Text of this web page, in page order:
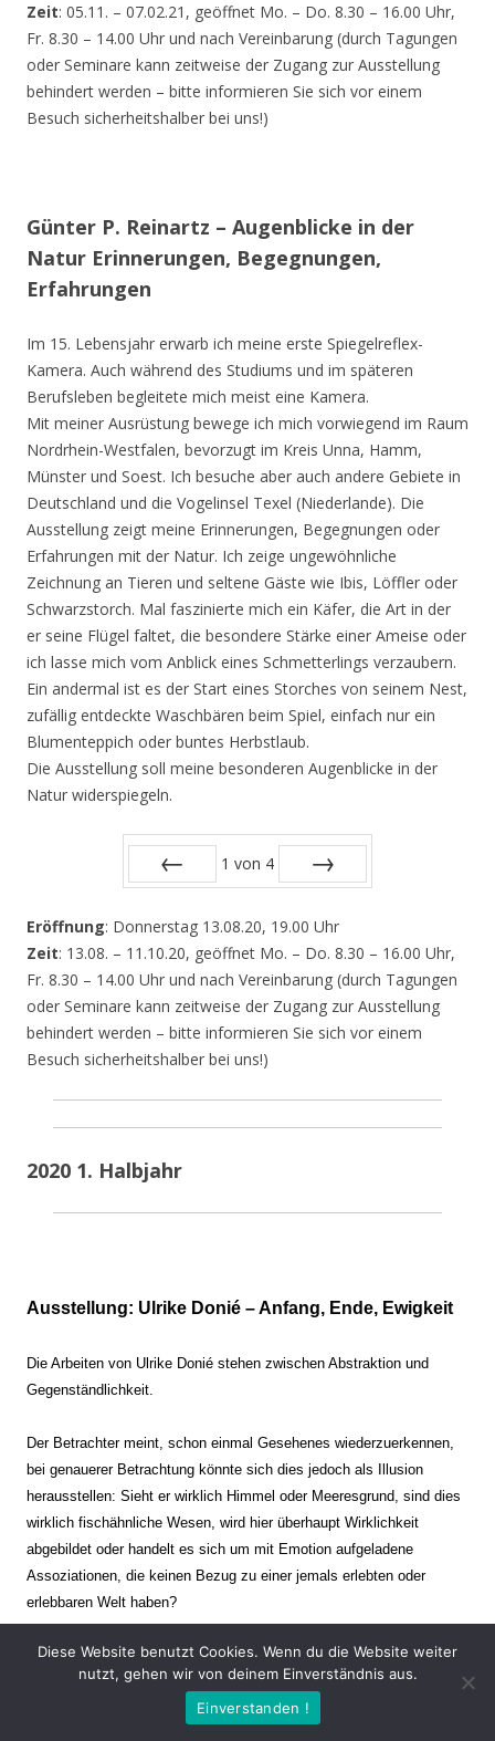
Zeit: 05.11. – 07.02.21, geöffnet Mo. – Do. 8.30 – 16.00 Uhr,
Fr. 8.30 – 14.00 Uhr und nach Vereinbarung (durch Tagungen
oder Seminare kann zeitweise der Zugang zur Ausstellung
behindert werden – bitte informieren Sie sich vor einem
Besuch sicherheitshalber bei uns!)
Günter P. Reinartz – Augenblicke in der
Natur Erinnerungen, Begegnungen,
Erfahrungen
Im 15. Lebensjahr erwarb ich meine erste Spiegelreflex-
Kamera. Auch während des Studiums und im späteren
Berufsleben begleitete mich meist eine Kamera.
Mit meiner Ausrüstung bewege ich mich vorwiegend im Raum
Nordrhein-Westfalen, bevorzugt im Kreis Unna, Hamm,
Münster und Soest. Ich besuche aber auch andere Gebiete in
Deutschland und die Vogelinsel Texel (Niederlande). Die
Ausstellung zeigt meine Erinnerungen, Begegnungen oder
Erfahrungen mit der Natur. Ich zeige ungewöhnliche
Zeichnung an Tieren und seltene Gäste wie Ibis, Löffler oder
Schwarzstorch. Mal faszinierte mich ein Käfer, die Art in der
er seine Flügel faltet, die besondere Stärke einer Ameise oder
ich lasse mich vom Anblick eines Schmetterlings verzaubern.
Ein andermal ist es der Start eines Storches von seinem Nest,
zufällig entdeckte Waschbären beim Spiel, einfach nur ein
Blumenteppich oder buntes Herbstlaub.
Die Ausstellung soll meine besonderen Augenblicke in der
Natur widerspiegeln.
1 von 4
Eröffnung: Donnerstag 13.08.20, 19.00 Uhr
Zeit: 13.08. – 11.10.20, geöffnet Mo. – Do. 8.30 – 16.00 Uhr,
Fr. 8.30 – 14.00 Uhr und nach Vereinbarung (durch Tagungen
oder Seminare kann zeitweise der Zugang zur Ausstellung
behindert werden – bitte informieren Sie sich vor einem
Besuch sicherheitshalber bei uns!)
2020 1. Halbjahr
Ausstellung: Ulrike Donié – Anfang, Ende, Ewigkeit
Die Arbeiten von Ulrike Donié stehen zwischen Abstraktion und
Gegenständlichkeit.
Der Betrachter meint, schon einmal Gesehenes wiederzuerkennen,
bei genauerer Betrachtung könnte sich dies jedoch als Illusion
herausstellen: Sieht er wirklich Himmel oder Meeresgrund, sind dies
wirklich fischähnliche Wesen, wird hier überhaupt Wirklichkeit
abgebildet oder handelt es sich um mit Emotion aufgeladene
Assoziationen, die keinen Bezug zu einer jemals erlebten oder
erlebbaren Welt haben?
Verharren und Dynamik stehen sich dabei gegenüber. Zeit steht still
oder verrinnt im Nu. Es soll dabei eine Spannung, auch farblich, bis
zur Schmerzgrenze erzeugt werden. Die Arbeiten stellen ambivalente
Diese Website benutzt Cookies. Wenn du die Website weiter
nutzt, gehen wir von deinem Einverständnis aus.
Einverstanden !